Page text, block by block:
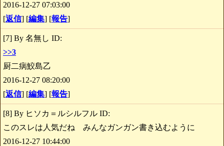
2016-12-27 07:03:00
[返信] [編集] [報告]
[7] By 名無し ID:
>>3
厨二病鮫島乙
2016-12-27 08:20:00
[返信] [編集] [報告]
[8] By ヒソカ＝ルシルフル ID:
このスレは人気だね みんなガンガン書き込むように
2016-12-27 10:44:00